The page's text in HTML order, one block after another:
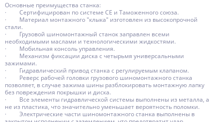
Основные преимущества станка:
· Сертифицирован по системе СЕ и Таможенного союза.
· Материал монтажного "клыка" изготовлен из высокопрочной
стали.
· Грузовой шиномонтажный станок заправлен всеми
необходимыми маслами и технологическими жидкостями.
· Мобильная консоль управления.
· Механизм фиксации диска с четырьмя универсальными
зажимами.
· Гидравлический привод станка с регулируемым клапаном.
· Реверс рабочей головки грузового шиномонтажного станка
позволяет, в случае зажима шины разблокировать монтажную лапку
без повреждения покрышки и диска.
· Все элементы гидравлической системы выполнены из металла, а
не из пластика, что значительно уменьшает вероятность поломки.
· Электрические части шиномонтажного станка выполнены в